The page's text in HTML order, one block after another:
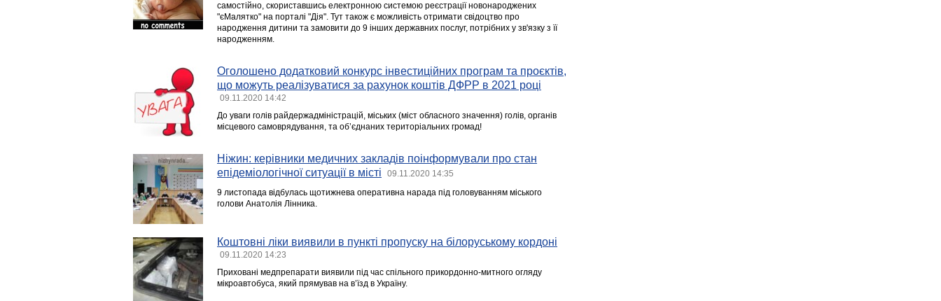
самостійно, скориставшись електронною системою реєстрації новонароджених
"єМалятко" на порталі "Дія". Тут також є можливість отримати свідоцтво про
народження дитини та замовити до 9 інших державних послуг, потрібних у зв'язку з її
народженням.
Оголошено додатковий конкурс інвестиційних програм та проєктів,
що можуть реалізуватися за рахунок коштів ДФРР в 2021 році
09.11.2020 14:42
До уваги голів райдержадміністрацій, міських (міст обласного значення) голів, органів
місцевого самоврядування, та об’єднаних територіальних громад!
Ніжин: керівники медичних закладів поінформували про стан
епідеміологічної ситуації в місті
09.11.2020 14:35
9 листопада відбулась щотижнева оперативна нарада під головуванням міського
голови Анатолія Лінника.
Коштовні ліки виявили в пункті пропуску на білоруському кордоні
09.11.2020 14:23
Приховані медпрепарати виявили під час спільного прикордонно-митного огляду
мікроавтобуса, який прямував на в’їзд в Україну.